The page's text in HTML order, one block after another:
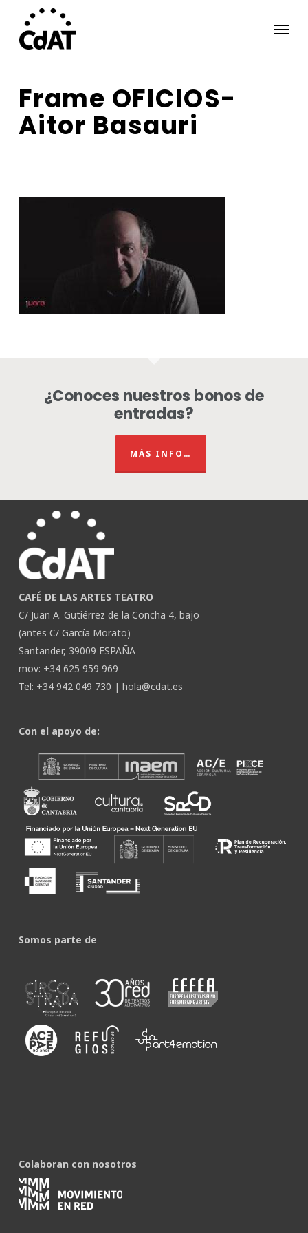
main
Menu
Frame OFICIOS-
Aitor Basauri
¿Conoces nuestros bonos de
entradas?
MÁS INFO…
CAFÉ DE LAS ARTES TEATRO
C/ Juan A. Gutiérrez de la Concha 4, bajo
(antes C/ García Morato)
Santander, 39009 ESPAÑA
mov: +34 625 959 969
Tel: +34 942 049 730 | hola@cdat.es
Con el apoyo de:
Somos parte de
Colaboran con nosotros